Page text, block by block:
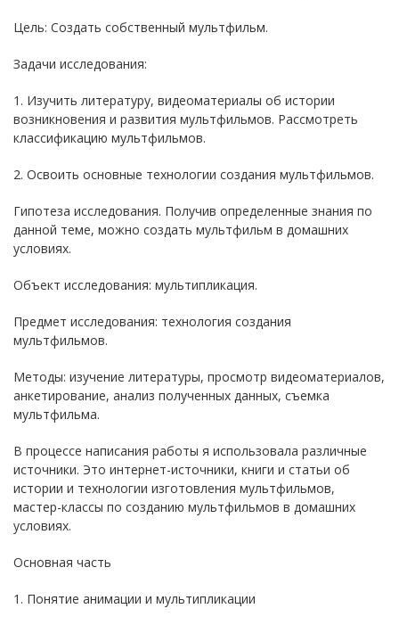
Цель: Создать собственный мультфильм.
Задачи исследования:
1. Изучить литературу, видеоматериалы об истории
возникновения и развития мультфильмов. Рассмотреть
классификацию мультфильмов.
2. Освоить основные технологии создания мультфильмов.
Гипотеза исследования. Получив определенные знания по
данной теме, можно создать мультфильм в домашних
условиях.
Объект исследования: мультипликация.
Предмет исследования: технология создания
мультфильмов.
Методы: изучение литературы, просмотр видеоматериалов,
анкетирование, анализ полученных данных, съемка
мультфильма.
В процессе написания работы я использовала различные
источники. Это интернет-источники, книги и статьи об
истории и технологии изготовления мультфильмов,
мастер-классы по созданию мультфильмов в домашних
условиях.
Основная часть
1. Понятие анимации и мультипликации